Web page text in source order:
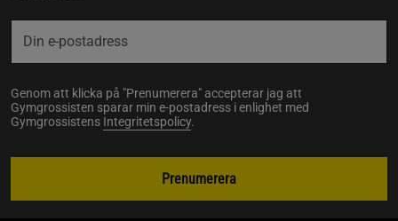
Genom att klicka på "Prenumerera" accepterar jag att
Gymgrossisten sparar min e-postadress i enlighet med
Gymgrossistens Integritetspolicy.
Prenumerera